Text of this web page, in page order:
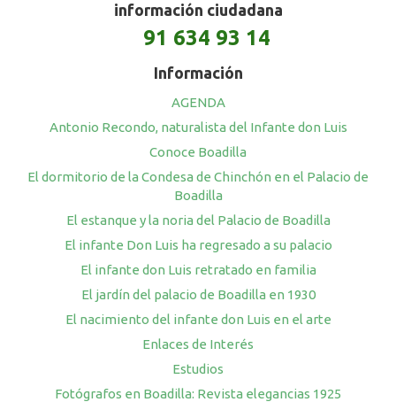
información ciudadana
91 634 93 14
Información
AGENDA
Antonio Recondo, naturalista del Infante don Luis
Conoce Boadilla
El dormitorio de la Condesa de Chinchón en el Palacio de
Boadilla
El estanque y la noria del Palacio de Boadilla
El infante Don Luis ha regresado a su palacio
El infante don Luis retratado en familia
El jardín del palacio de Boadilla en 1930
El nacimiento del infante don Luis en el arte
Enlaces de Interés
Estudios
Fotógrafos en Boadilla: Revista elegancias 1925